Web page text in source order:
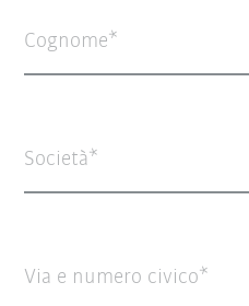
Cognome
Società
Via e numero civico